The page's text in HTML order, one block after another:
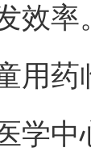
效率
药
中